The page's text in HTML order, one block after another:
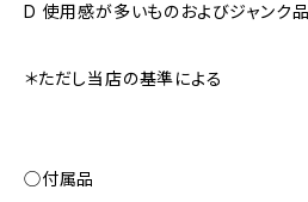
D 使用感が多いものおよびジャンク品
＊ただし当店の基準による
◯付属品